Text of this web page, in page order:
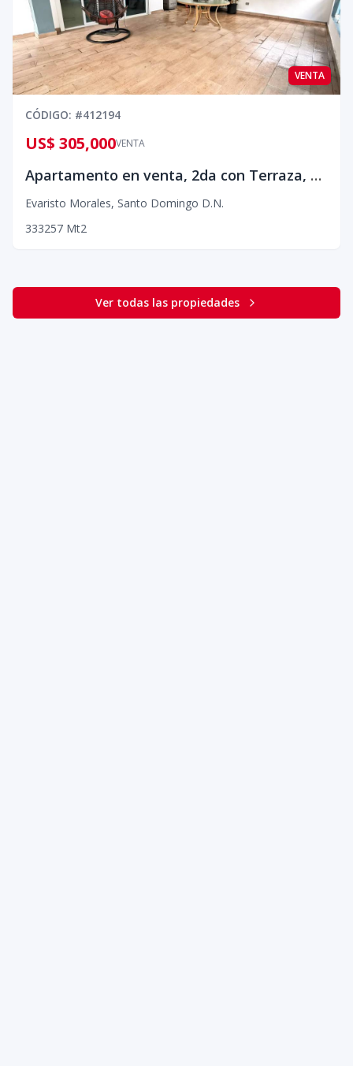
VENTA
CÓDIGO: #412194
VENTA
US$ 305,000
Apartamento en venta, 2da con Terraza, Evaristo Morales¡¡
Evaristo Morales, Santo Domingo D.N.
333257 Mt2
Ver todas las propiedades